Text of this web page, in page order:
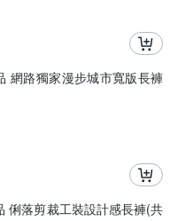
網路獨家漫步城市寬版長褲
俐落剪裁工裝設計感長褲(共